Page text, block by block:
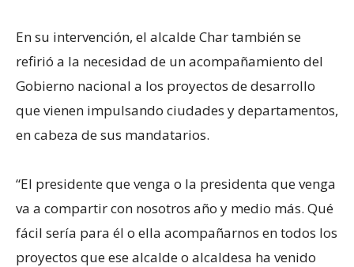
En su intervención, el alcalde Char también se
refirió a la necesidad de un acompañamiento del
Gobierno nacional a los proyectos de desarrollo
que vienen impulsando ciudades y departamentos,
en cabeza de sus mandatarios.
“El presidente que venga o la presidenta que venga
va a compartir con nosotros año y medio más. Qué
fácil sería para él o ella acompañarnos en todos los
proyectos que ese alcalde o alcaldesa ha venido